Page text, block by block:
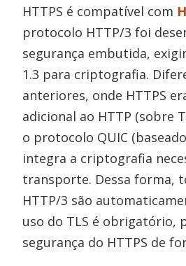
HTTPS é compatível com
protocolo HTTP/3 foi
segurança embutida,
1.3 para criptografia.
anteriores, onde HTTPS
adicional ao HTTP (sobre
o protocolo QUIC
integra a criptografia
transporte. Dessa forma,
HTTP/3 são
uso do TLS é obrigatório,
segurança do HTTPS de